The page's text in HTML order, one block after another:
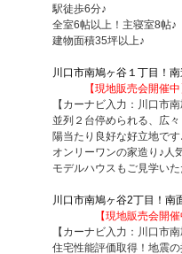
駅徒歩6分♪
全室6帖以上！主寝室8帖♪
建物面積35坪以上♪
川口市南鳩ヶ谷１丁目！
【現地販売会開催中
【カーナビ入力：川口市
並列２台停められる、広
陽当たり良好な好立地です
オンリーワンの家造り♪人
モデルハウスもご見学い
川口市南鳩ヶ谷2丁目！南
【現地販売会開催
【カーナビ入力：川口市
住宅性能評価取得！地震の